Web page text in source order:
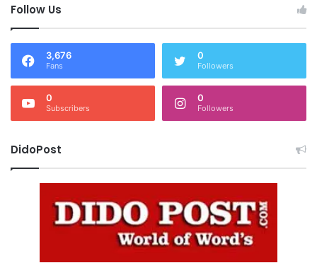
Follow Us
3,676
Fans
0
Followers
0
Subscribers
0
Followers
DidoPost